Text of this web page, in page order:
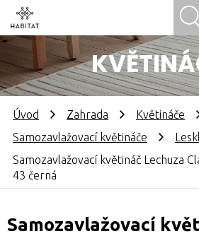
Úvod Zahrada
Květináče
Samozavlažovací květináče
Samozavlažovací květináč Lechuza
43 černá
Samozavlažovací